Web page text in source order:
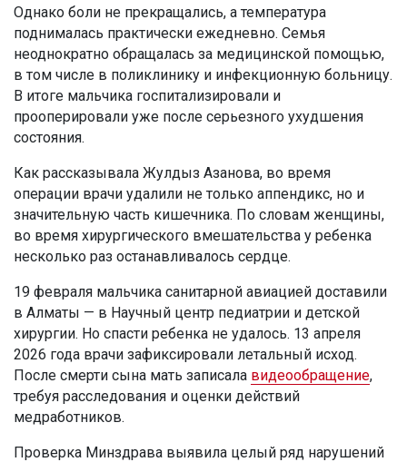
Однако боли не прекращались, а температура
поднималась практически ежедневно. Семья
неоднократно обращалась за медицинской помощью,
в том числе в поликлинику и инфекционную больницу.
В итоге мальчика госпитализировали и
прооперировали уже после серьезного ухудшения
состояния.
Как рассказывала Жулдыз Азанова, во время
операции врачи удалили не только аппендикс, но и
значительную часть кишечника. По словам женщины,
во время хирургического вмешательства у ребенка
несколько раз останавливалось сердце.
19 февраля мальчика санитарной авиацией доставили
в Алматы — в Научный центр педиатрии и детской
хирургии. Но спасти ребенка не удалось. 13 апреля
2026 года врачи зафиксировали летальный исход.
После смерти сына мать записала видеообращение,
требуя расследования и оценки действий
медработников.
Проверка Минздрава выявила целый ряд нарушений